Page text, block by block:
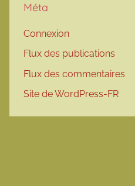
Méta
Connexion
Flux des publications
Flux des commentaires
Site de WordPress-FR